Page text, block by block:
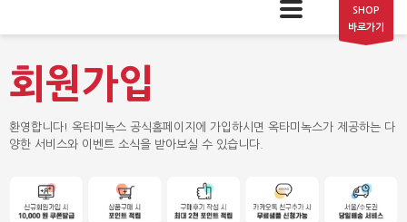
SHOP
바로가기
회원가입
환영합니다! 옥타미녹스 공식홈페이지에 가입하시면 옥타미녹스가 제공하는 다
양한 서비스와 이벤트 소식을 받아보실 수 있습니다.